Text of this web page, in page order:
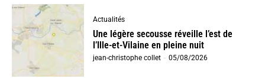
Actualités
Une légère secousse réveille l’est de
l’Ille-et-Vilaine en pleine nuit
jean-christophe collet - 05/08/2026